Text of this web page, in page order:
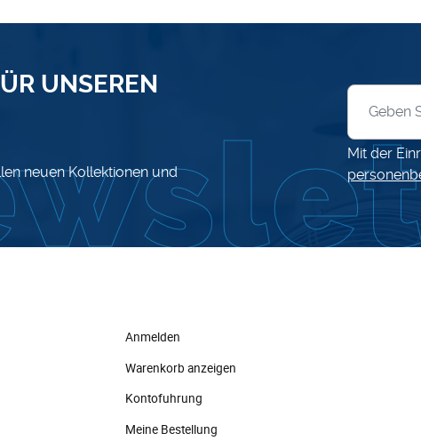
UNSEREN
neuen Kollektionen und
Mit der
Anmelden
Warenkorb anzeigen
Kontofuhrung
Meine Bestellung